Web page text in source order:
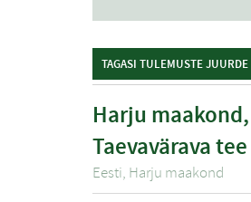
TAGASI TULEMUSTE JUURDE
Harju
Taevavärava
Eesti, Harju maakond